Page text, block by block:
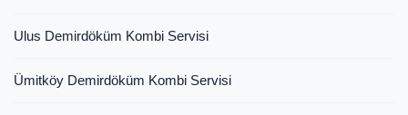
Ulus Demirdöküm Kombi Servisi
Ümitköy Demirdöküm Kombi Servisi